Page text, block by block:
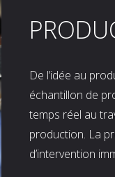
De l’idée au
échantillon de
temps réel au
production. La
d’intervention